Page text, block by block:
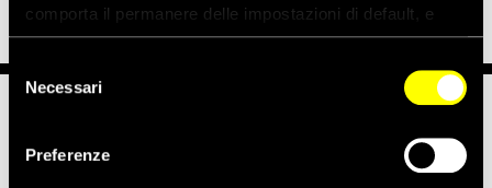
comporta il permanere delle impostazioni di default, e
dunque la continuazione della navigazione con i cookie
dei cookie attivi sul sito clicca
Selezione
delNecessari
Preferenze